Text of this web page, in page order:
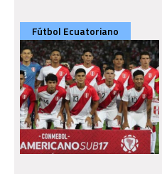
Fútbol Ecuatoriano